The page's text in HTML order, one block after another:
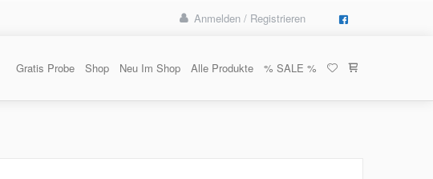
Anmelden / Registrieren
Gratis Probe Shop Neu Im Shop Alle Produkte % SALE %